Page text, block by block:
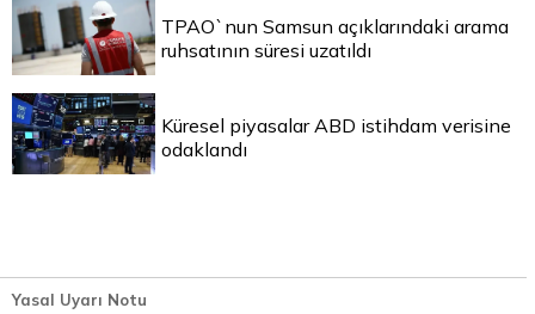
TPAO`nun Samsun açıklarındaki arama
ruhsatının süresi uzatıldı
Küresel piyasalar ABD istihdam verisine
odaklandı
Yasal Uyarı Notu